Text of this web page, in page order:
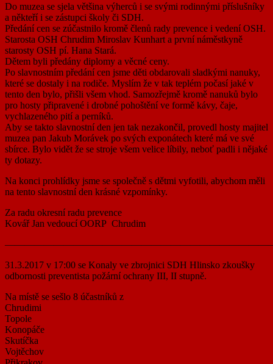
Do muzea se sjela většina výherců i se svými rodinnými příslušníky
a někteří i se zástupci školy či SDH.
Předání cen se zúčastnilo kromě členů rady prevence i vedení OSH.
Starosta OSH Chrudim Miroslav Kunhart a první náměstkyně
starosty OSH pí. Hana Stará.
Dětem byli předány diplomy a věcné ceny.
Po slavnostním předání cen jsme děti obdarovali sladkými nanuky,
které se dostaly i na rodiče. Myslím že v tak teplém počasí jaké v
tento den bylo, přišli všem vhod. Samozřejmě kromě nanuků bylo
pro hosty připravené i drobné pohoštění ve formě kávy, čaje,
vychlazeného pití a perníků.
Aby se takto slavnostní den jen tak nezakončil, provedl hosty majitel
muzea pan Jakub Morávek po svých exponátech které má ve své
sbírce. Bylo vidět že se stroje všem velice líbily, neboť padli i nějaké
ty dotazy.
Na konci prohlídky jsme se společně s dětmi vyfotili, abychom měli
na tento slavnostní den krásné vzpomínky.
Za radu okresní radu prevence
Kovář Jan vedoucí OORP Chrudim
31.3.2017 v 17:00 se Konaly ve zbrojnici SDH Hlinsko zkoušky
odbornosti preventista požární ochrany III, II stupně.
Na místě se sešlo 8 účastníků z
Chrudimi
Topole
Konopáče
Skutíčka
Vojtěchov